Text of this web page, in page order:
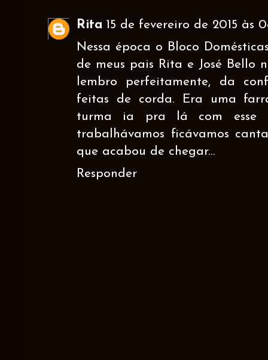
Rita 15 de fevereiro de 2015 às
Nessa época o Bloco
de meus pais Rita e José Bello
lembro perfeitamente, da
feitas de corda. Era uma
turma ia pra lá com esse
trabalhávamos ficávamos
que acabou de chegar...
Responder